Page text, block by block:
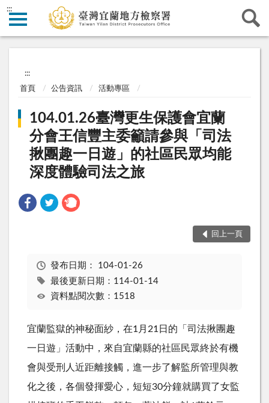
:::
:::
首頁 公告資訊 活動專區
104.01.26臺灣更生保護會宜蘭
分會王信豐主委籲請參與「司法
揪團趣一日遊」的社區民眾均能
深度體驗司法之旅
回上一頁
發布日期： 104-01-26
最後更新日期：114-01-14
資料點閱次數：1518
宜蘭監獄的神秘面紗，在1月21日的「司法揪團趣
一日遊」活動中，來自宜蘭縣的社區民眾終於有機
會與受刑人近距離接觸，進一步了解監所管理與教
化之後，各個發揮愛心，短短30分鐘就購買了女監